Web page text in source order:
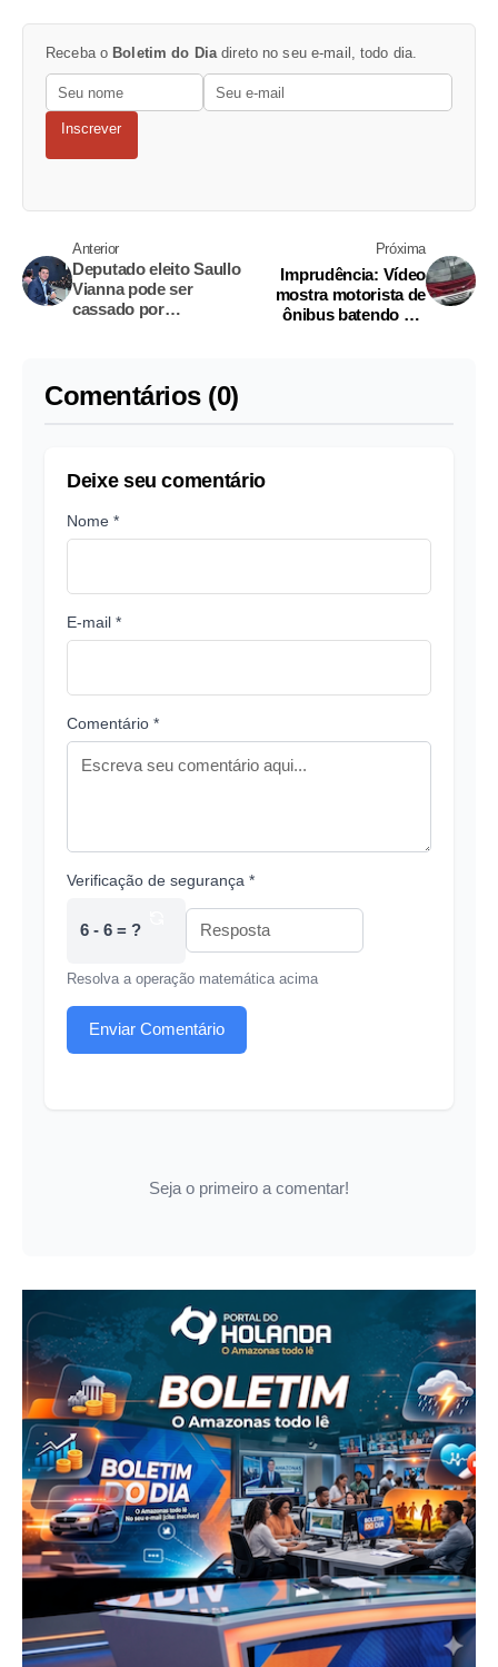
Receba o Boletim do Dia direto no seu e-mail, todo dia.
Inscrever
Anterior
Deputado eleito Saullo
Vianna pode ser
cassado por
Próxima
Imprudência: Vídeo
mostra motorista de
ônibus batendo em
Comentários (0)
Deixe seu comentário
Nome *
E-mail *
Comentário *
Verificação de segurança *
6 - 6 = ?
Resolva a operação matemática acima
Enviar Comentário
Seja o primeiro a comentar!